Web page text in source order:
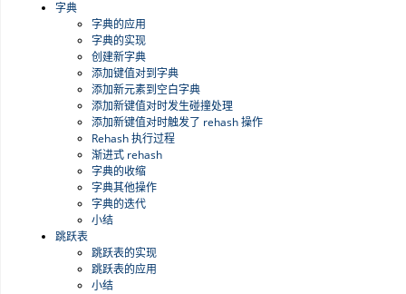
字典
字典的应用
字典的实现
创建新字典
添加键值对到字典
添加新元素到空白字典
添加新键值对时发生碰撞处理
添加新键值对时触发了 rehash 操作
Rehash 执行过程
渐进式 rehash
字典的收缩
字典其他操作
字典的迭代
小结
跳跃表
跳跃表的实现
跳跃表的应用
小结